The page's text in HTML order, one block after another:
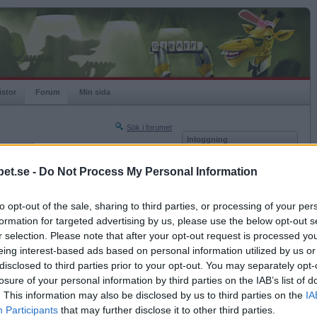
- Do Not Process My Personal Information
opt-out of the sale, sharing to third parties, or processing of your
for targeted advertising by us, please use the below opt-out
selection. Please note that after your opt-out request is processed
interest-based ads based on personal information utilized by us
to third parties prior to your opt-out. You may separately
of your personal information by third parties on the IAB’s list of
This information may also be disclosed by us to third parties on the
Participants that may further disclose it to other third parties.
Forum Min sida
Sök i forumet
Nästa sida »
2022-10-04 08:06
av
Inloggning
Kom ihåg mig
Glömt ditt lösenord?
Få ny aktiveringslänk
Betapet är gratis!